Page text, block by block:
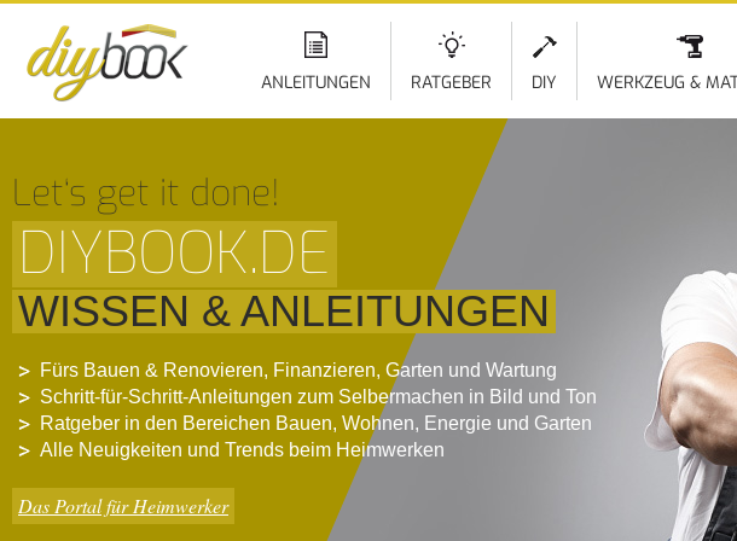
ANLEITUNGEN RATGEBER DIY WERKZEUG &
Let‘s get it done!
DIYBOOK.DE
WISSEN & ANLEITUNGEN
Fürs Bauen & Renovieren, Finanzieren, Garten und Wartung
Schritt-für-Schritt-Anleitungen zum Selbermachen in Bild und Ton
Ratgeber in den Bereichen Bauen, Wohnen, Energie und Garten
Alle Neuigkeiten und Trends beim Heimwerken
Das Portal für Heimwerker